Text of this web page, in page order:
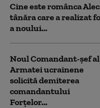
Cine este românca
tânăra care a realizat
a noului...
Noul Comandant-șef al
Armatei ucrainene
solicită demiterea
comandantului
Forțelor...